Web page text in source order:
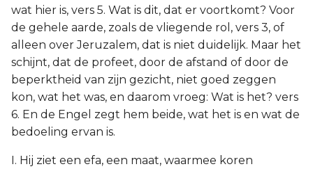
wat hier is, vers 5. Wat is dit, dat er voortkomt? Voor
de gehele aarde, zoals de vliegende rol, vers 3, of
alleen over Jeruzalem, dat is niet duidelijk. Maar het
schijnt, dat de profeet, door de afstand of door de
beperktheid van zijn gezicht, niet goed zeggen
kon, wat het was, en daarom vroeg: Wat is het? vers
6. En de Engel zegt hem beide, wat het is en wat de
bedoeling ervan is.
I. Hij ziet een efa, een maat, waarmee koren